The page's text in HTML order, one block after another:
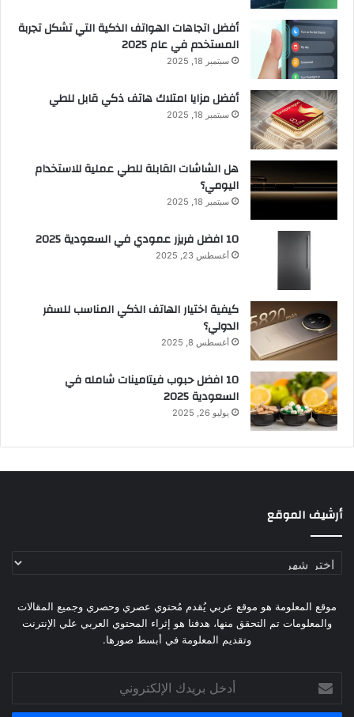
أفضل اتجاهات الهواتف الذكية التي تشكل تجربة
المستخدم في عام 2025
سبتمبر 18, 2025
أفضل مزايا امتلاك هاتف ذكي قابل للطي
سبتمبر 18, 2025
هل الشاشات القابلة للطي عملية للاستخدام
اليومي؟
سبتمبر 18, 2025
10 افضل فريزر عمودي​ في السعودية​ 2025
أغسطس 23, 2025
كيفية اختيار الهاتف الذكي المناسب للسفر
الدولي؟
أغسطس 8, 2025
10 افضل حبوب فيتامينات شامله​ في
السعودية 2025
يوليو 26, 2025
أرشيف الموقع
أرشيف
موقع المعلومة هو موقع عربي يُقدم مُحتوي عصري وحصري وجميع المقالات
والمعلومات تم التحقق منها، هدفنا هو إثراء المحتوي العربي علي الإنترنت
وتقديم المعلومة في أبسط صورها.
بريدك
الإلكتروني